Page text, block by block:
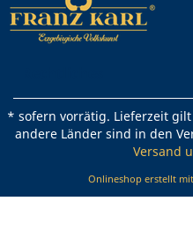
* sofern vorrätig. Lieferzeit
andere Länder sind in den
Versand
Onlineshop erstellt